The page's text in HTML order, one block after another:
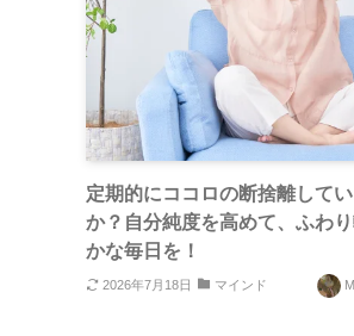
定期的にココロの断捨離して
か？自分純度を高めて、ふわ
かな毎日を！
2026年7月18日 マインド